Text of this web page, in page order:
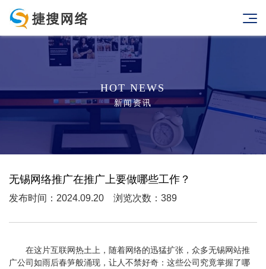
HOT NEWS
新闻资讯
无锡网络推广在推广上要做哪些工作？
发布时间：2024.09.20 浏览次数：389
在这片互联网热土上，随着网络的迅猛扩张，众多无锡网站推
广公司如雨后春笋般涌现，让人不禁好奇：这些公司究竟掌握了哪